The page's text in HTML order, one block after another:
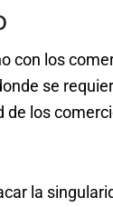
con los
se
los
la